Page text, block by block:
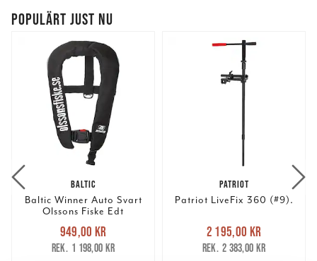
POPULÄRT JUST NU
BALTIC
Baltic Winner Auto Svart
Olssons Fiske Edt
Nuvarande pris
949,00 krTidigare pris
1 198,00 kr
949,00 kr
1 198,00 kr
PATRIOT
Patriot LiveFix 360 (#9).
Nuvarande pris
2 195,00 krTidigare pris
2 383,00 kr
2 195,00 kr
2 383,00 kr